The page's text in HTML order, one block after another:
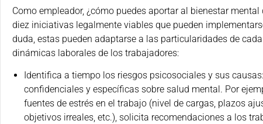
Como empleador, ¿cómo puedes aportar al bienestar mental
diez iniciativas legalmente viables que pueden
duda, estas pueden adaptarse a las particularidades de
dinámicas laborales de los trabajadores:
Identifica a tiempo los riesgos psicosociales y sus
confidenciales y específicas sobre salud mental. Por
fuentes de estrés en el trabajo (nivel de cargas, plazos
objetivos irreales, etc.), solicita recomendaciones a los